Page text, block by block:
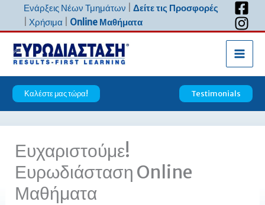
Μετάβαση
περιεχόμενο
Ενάρξεις Νέων Τμημάτων
Δείτε τις Προσφορές
Χρήσιμα Online Μαθήματα
Καλέστε μας τώρα! Testimonials
Ευχαριστούμε!
Ευρωδιάσταση Online
Μαθήματα